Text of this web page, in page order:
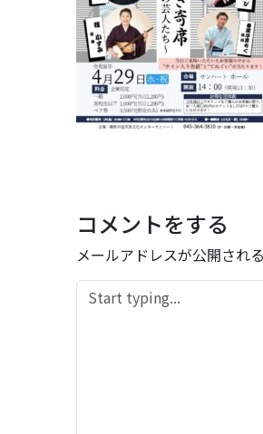
コメントをする
メールアドレスが公開され